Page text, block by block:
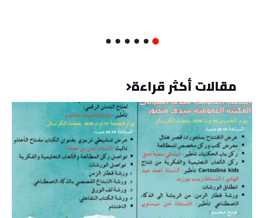
مقالات أكثر قراءة